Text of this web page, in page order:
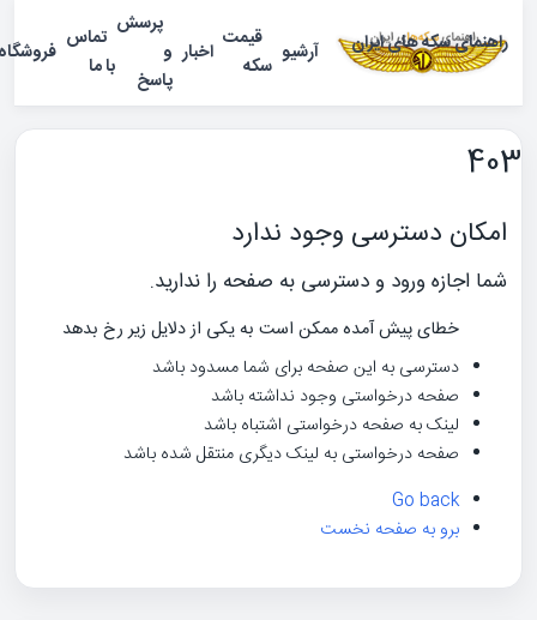
سکه های ایران آرشیو
قیمت
سکه
اخبار
تماس
با ما
فروشگاه منو
دسترسی وجود ندارد
اجازه ورود و دسترسی به صفحه را ندارید.
خطای پیش آمده ممکن است به یکی از دلایل زیر رخ بدهد
دسترسی به این صفحه برای شما مسدود باشد
صفحه درخواستی وجود نداشته باشد
لینک به صفحه درخواستی اشتباه باشد
صفحه درخواستی به لینک دیگری منتقل شده باشد
Go back
برو به صفحه نخست